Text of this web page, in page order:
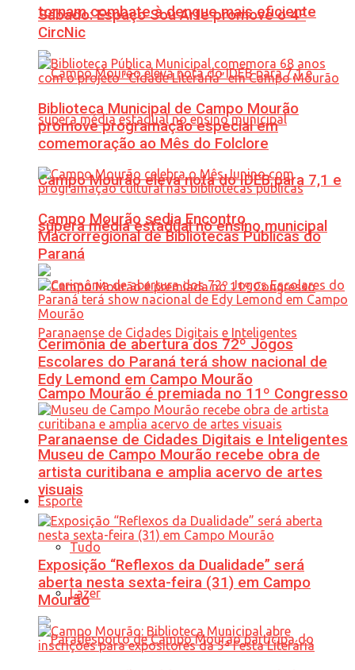
tornam combate à dengue mais eficiente
Campo Mourão eleva nota do IDEB para 7,1 e
supera média estadual no ensino municipal
Campo Mourão é premiada no 11º Congresso
Paranaense de Cidades Digitais e Inteligentes
Esporte
Tudo
Lazer
Sábado: Espaço Sou Arte promove o 4º
CircNic
Biblioteca Municipal de Campo Mourão
promove programação especial em
comemoração ao Mês do Folclore
Campo Mourão sedia Encontro
Macrorregional de Bibliotecas Públicas do
Paraná
Cerimônia de abertura dos 72º Jogos
Escolares do Paraná terá show nacional de
Edy Lemond em Campo Mourão
Museu de Campo Mourão recebe obra de
artista curitibana e amplia acervo de artes
visuais
Exposição “Reflexos da Dualidade” será
aberta nesta sexta-feira (31) em Campo
Mourão